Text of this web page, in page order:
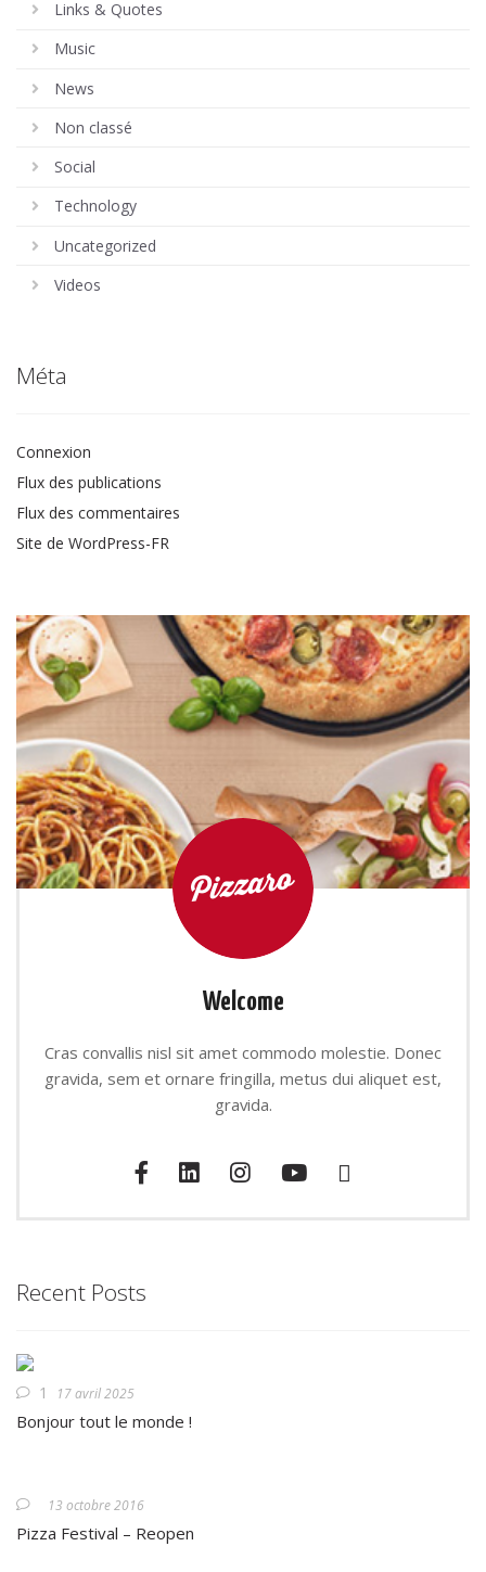
Links & Quotes
Music
News
Non classé
Social
Technology
Uncategorized
Videos
Méta
Connexion
Flux des publications
Flux des commentaires
Site de WordPress-FR
Welcome
Cras convallis nisl sit amet commodo molestie. Donec
gravida, sem et ornare fringilla, metus dui aliquet est,
gravida.
Recent Posts
1 17 avril 2025
Bonjour tout le monde !
13 octobre 2016
Pizza Festival – Reopen